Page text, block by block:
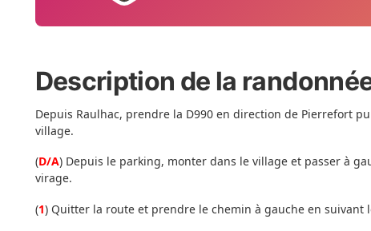
Description de la
Depuis Raulhac, prendre la D990 en direction de Pierrefort
village.
(D/A) Depuis le parking, monter dans le village et passer à
virage.
(1) Quitter la route et prendre le chemin à gauche en suivant